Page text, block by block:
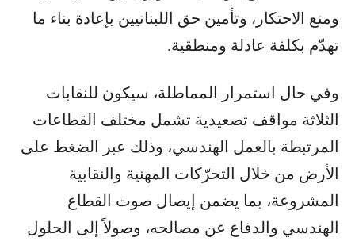
ومنع الاحتكار، وتأمين حق اللبنانيين بإعادة بناء ما
تهدّم بكلفة عادلة ومنطقية.
وفي حال استمرار المماطلة، سيكون للنقابات
الثلاثة مواقف تصعيدية تشمل مختلف القطاعات
المرتبطة بالعمل الهندسي، وذلك عبر الضغط على
الأرض من خلال التحرّكات المهنية والنقابية
المشروعة، بما يضمن إيصال صوت القطاع
الهندسي والدفاع عن مصالحه، وصولاً إلى الحلول